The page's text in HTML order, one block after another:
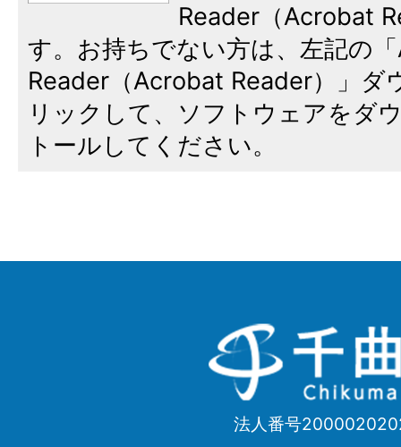
Reader（Acrobat
す。お持ちでない方は、左記の
Reader（Acrobat Reader）」ダ
リックして、ソフトウェアをダ
トールしてください。
千
曲
Chikuma
法人番号